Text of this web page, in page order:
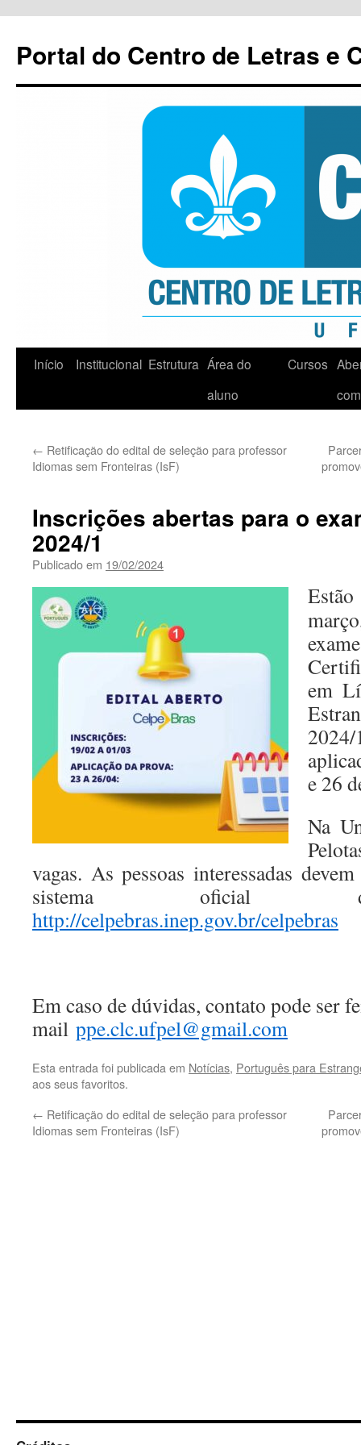
conteúdo
Portal do Centro de Letras e
Início Institucional Estrutura Área do
aluno
Cursos
← Retificação do edital de seleção para professor
Idiomas sem Fronteiras (IsF)
Inscrições abertas para o
2024/1
Publicado em 19/02/2024
em
e 26
Na
vagas. As pessoas interessadas
sistema oficial
http://celpebras.inep.gov.br/celpebras
Em caso de dúvidas, contato pode ser
mail ppe.clc.ufpel@gmail.com
Esta entrada foi publicada em Notícias, Português para
aos seus favoritos.
← Retificação do edital de seleção para professor
Idiomas sem Fronteiras (IsF)